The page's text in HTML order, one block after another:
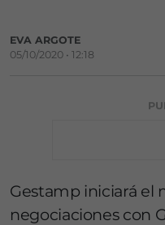
EVA ARGOTE
05/10/2020 • 12:18
Gestamp iniciará el
negociaciones con